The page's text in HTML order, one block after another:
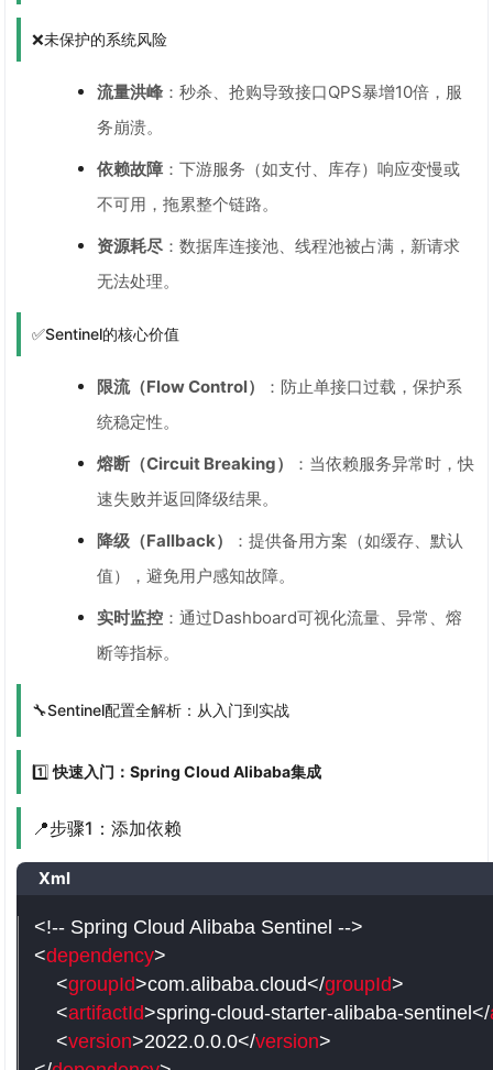
❌未保护的系统风险
流量洪峰：秒杀、抢购导致接口QPS暴增10倍，服
务崩溃。
依赖故障：下游服务（如支付、库存）响应变慢或
不可用，拖累整个链路。
资源耗尽：数据库连接池、线程池被占满，新请求
无法处理。
✅Sentinel的核心价值
限流（Flow Control）
：防止单接口过载，保护系
统稳定性。
熔断（Circuit Breaking）
：当依赖服务异常时，快
速失败并返回降级结果。
降级（Fallback）
：提供备用方案（如缓存、默认
值），避免用户感知故障。
实时监控：通过Dashboard可视化流量、异常、熔
断等指标。
🔧Sentinel配置全解析：从入门到实战
1️⃣快速入门：Spring Cloud Alibaba集成
📍步骤1：添加依赖
Xml
<!-- Spring Cloud Alibaba Sentinel -->
<dependency>
<groupId>com.alibaba.cloud</groupId>
<artifactId>spring-cloud-starter-alibaba-sentinel</
<version>2022.0.0.0</version>